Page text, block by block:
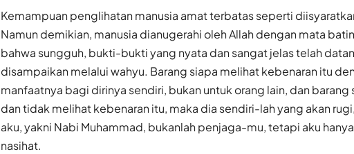
Kemampuan penglihatan manusia amat terbatas seperti
Namun demikian, manusia dianugerahi oleh Allah dengan mata
bahwa sungguh, bukti-bukti yang nyata dan sangat jelas telah
disampaikan melalui wahyu. Barang siapa melihat kebenaran itu
manfaatnya bagi dirinya sendiri, bukan untuk orang lain, dan
dan tidak melihat kebenaran itu, maka dia sendiri-lah yang akan
aku, yakni Nabi Muhammad, bukanlah penjaga-mu, tetapi aku
nasihat.